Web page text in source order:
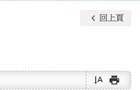
keyboard_arrow_left 回上頁
text_rotate_vertical print